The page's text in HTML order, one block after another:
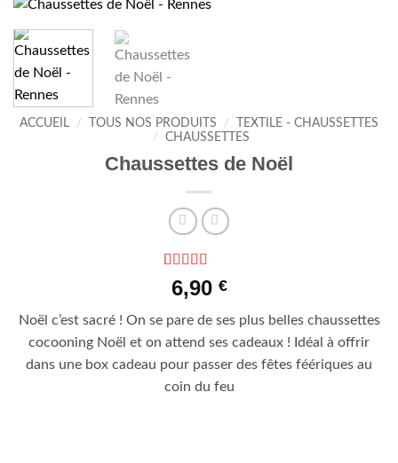
ACCUEIL / TOUS NOS PRODUITS /
TEXTILE - CHAUSSETTES
/
CHAUSSETTES
Chaussettes de Noël
Noté5sur 5
basé sur
client
6,90 €
Noël c’est sacré ! On se pare de ses plus belles chaussettes
cocooning Noël et on attend ses cadeaux ! Idéal à offrir
dans une box cadeau pour passer des fêtes féériques au
coin du feu